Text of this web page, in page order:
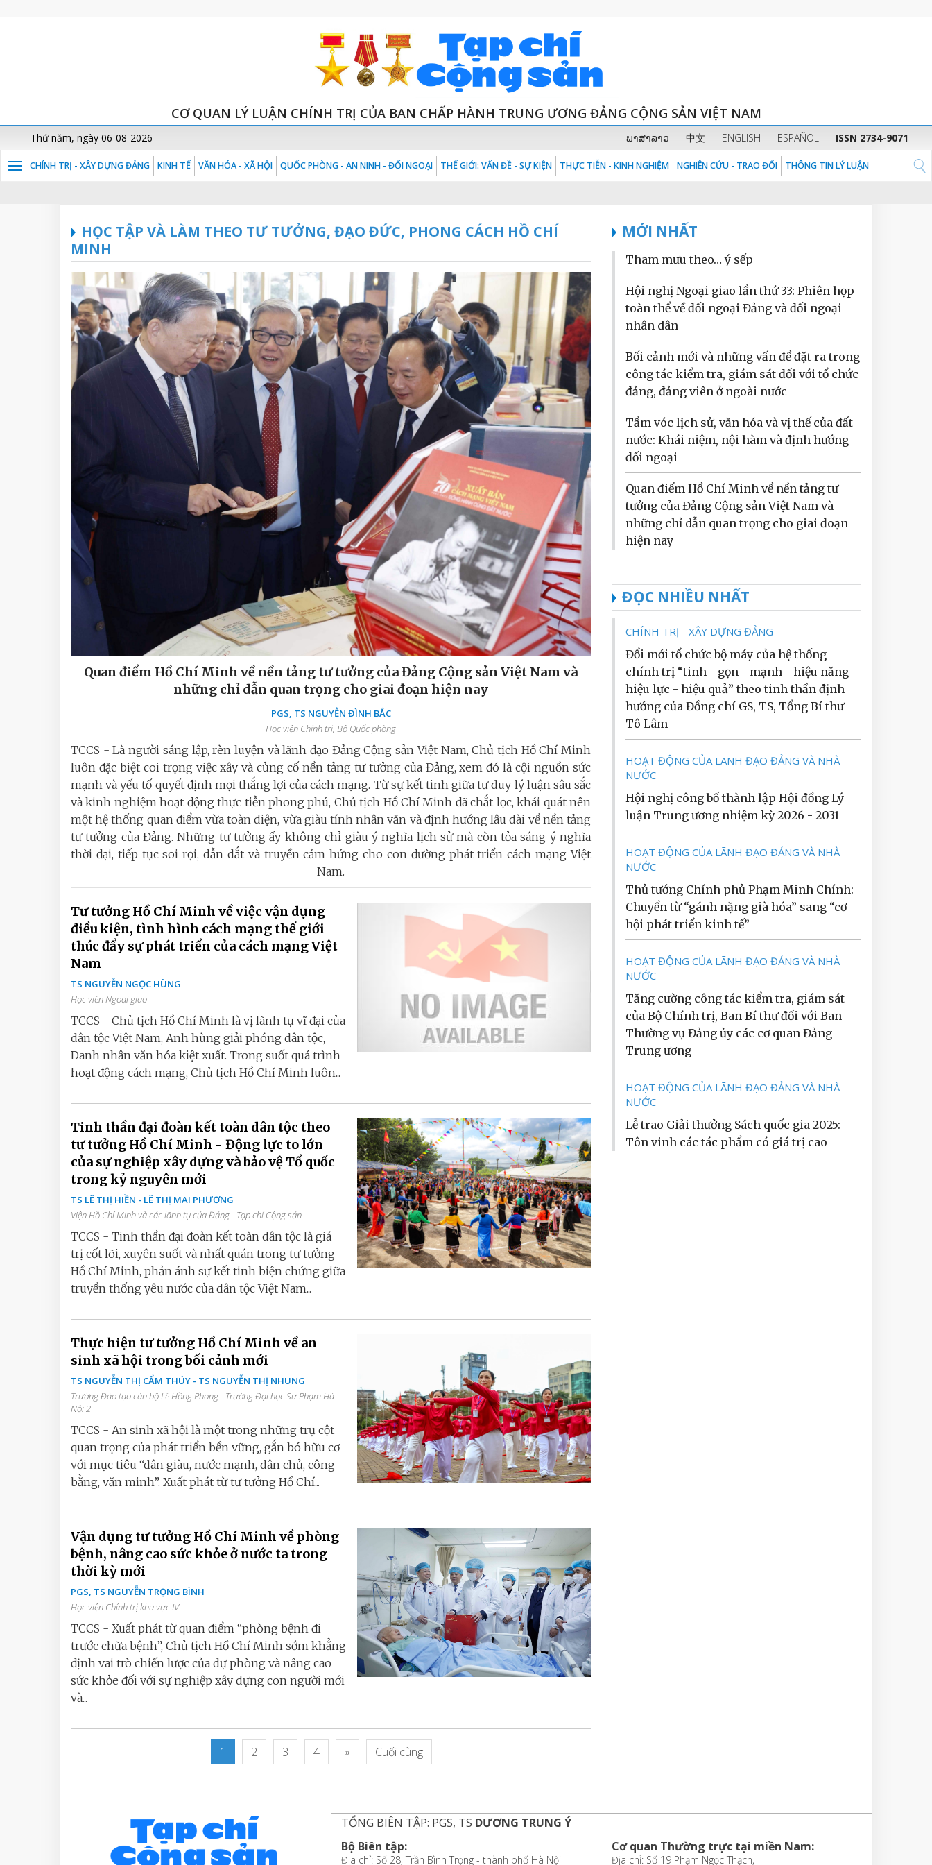
CƠ QUAN LÝ LUẬN CHÍNH TRỊ CỦA BAN CHẤP HÀNH TRUNG ƯƠNG ĐẢNG CỘNG SẢN VIỆT NAM
Thứ năm, ngày 06-08-2026 ພາສາລາວ 中文 ENGLISH ESPAÑOL ISSN 2734-9071
CHÍNH TRỊ - XÂY DỰNG ĐẢNG KINH TẾ VĂN HÓA - XÃ HỘI QUỐC PHÒNG - AN NINH - ĐỐI NGOẠI THẾ GIỚI: VẤN ĐỀ - SỰ KIỆN THỰC TIỄN - KINH NGHIỆM NGHIÊN CỨU - TRAO ĐỔI THÔNG TIN LÝ LUẬN
HỌC TẬP VÀ LÀM THEO TƯ TƯỞNG, ĐẠO ĐỨC, PHONG CÁCH HỒ CHÍ
MINH
Quan điểm Hồ Chí Minh về nền tảng tư tưởng của Đảng Cộng sản Việt Nam và
những chỉ dẫn quan trọng cho giai đoạn hiện nay
PGS, TS NGUYỄN ĐÌNH BẮC
Học viện Chính trị, Bộ Quốc phòng
TCCS - Là người sáng lập, rèn luyện và lãnh đạo Đảng Cộng sản Việt Nam, Chủ tịch Hồ Chí Minh
luôn đặc biệt coi trọng việc xây và củng cố nền tảng tư tưởng của Đảng, xem đó là cội nguồn sức
mạnh và yếu tố quyết định mọi thắng lợi của cách mạng. Từ sự kết tinh giữa tư duy lý luận sâu sắc
và kinh nghiệm hoạt động thực tiễn phong phú, Chủ tịch Hồ Chí Minh đã chắt lọc, khái quát nên
một hệ thống quan điểm vừa toàn diện, vừa giàu tính nhân văn và định hướng lâu dài về nền tảng
tư tưởng của Đảng. Những tư tưởng ấy không chỉ giàu ý nghĩa lịch sử mà còn tỏa sáng ý nghĩa
thời đại, tiếp tục soi rọi, dẫn dắt và truyền cảm hứng cho con đường phát triển cách mạng Việt
Nam.
Tư tưởng Hồ Chí Minh về việc vận dụng
điều kiện, tình hình cách mạng thế giới
thúc đẩy sự phát triển của cách mạng Việt
Nam
TS NGUYỄN NGỌC HÙNG
Học viện Ngoại giao
TCCS - Chủ tịch Hồ Chí Minh là vị lãnh tụ vĩ đại của
dân tộc Việt Nam, Anh hùng giải phóng dân tộc,
Danh nhân văn hóa kiệt xuất. Trong suốt quá trình
hoạt động cách mạng, Chủ tịch Hồ Chí Minh luôn...
Tinh thần đại đoàn kết toàn dân tộc theo
tư tưởng Hồ Chí Minh - Động lực to lớn
của sự nghiệp xây dựng và bảo vệ Tổ quốc
trong kỷ nguyên mới
TS LÊ THỊ HIỀN - LÊ THỊ MAI PHƯƠNG
Viện Hồ Chí Minh và các lãnh tụ của Đảng - Tạp chí Cộng sản
TCCS - Tinh thần đại đoàn kết toàn dân tộc là giá
trị cốt lõi, xuyên suốt và nhất quán trong tư tưởng
Hồ Chí Minh, phản ánh sự kết tinh biện chứng giữa
truyền thống yêu nước của dân tộc Việt Nam...
Thực hiện tư tưởng Hồ Chí Minh về an
sinh xã hội trong bối cảnh mới
TS NGUYỄN THỊ CẨM THÚY - TS NGUYỄN THỊ NHUNG
Trường Đào tạo cán bộ Lê Hồng Phong - Trường Đại học Sư Phạm Hà
Nội 2
TCCS - An sinh xã hội là một trong những trụ cột
quan trọng của phát triển bền vững, gắn bó hữu cơ
với mục tiêu “dân giàu, nước mạnh, dân chủ, công
bằng, văn minh”. Xuất phát từ tư tưởng Hồ Chí...
Vận dụng tư tưởng Hồ Chí Minh về phòng
bệnh, nâng cao sức khỏe ở nước ta trong
thời kỳ mới
PGS, TS NGUYỄN TRỌNG BÌNH
Học viện Chính trị khu vực IV
TCCS - Xuất phát từ quan điểm “phòng bệnh đi
trước chữa bệnh”, Chủ tịch Hồ Chí Minh sớm khẳng
định vai trò chiến lược của dự phòng và nâng cao
sức khỏe đối với sự nghiệp xây dựng con người mới
và...
1 2 3 4 » Cuối cùng
MỚI NHẤT
Tham mưu theo… ý sếp
Hội nghị Ngoại giao lần thứ 33: Phiên họp
toàn thể về đối ngoại Đảng và đối ngoại
nhân dân
Bối cảnh mới và những vấn đề đặt ra trong
công tác kiểm tra, giám sát đối với tổ chức
đảng, đảng viên ở ngoài nước
Tầm vóc lịch sử, văn hóa và vị thế của đất
nước: Khái niệm, nội hàm và định hướng
đối ngoại
Quan điểm Hồ Chí Minh về nền tảng tư
tưởng của Đảng Cộng sản Việt Nam và
những chỉ dẫn quan trọng cho giai đoạn
hiện nay
ĐỌC NHIỀU NHẤT
CHÍNH TRỊ - XÂY DỰNG ĐẢNG
Đổi mới tổ chức bộ máy của hệ thống
chính trị “tinh - gọn - mạnh - hiệu năng -
hiệu lực - hiệu quả” theo tinh thần định
hướng của Đồng chí GS, TS, Tổng Bí thư
Tô Lâm
HOẠT ĐỘNG CỦA LÃNH ĐẠO ĐẢNG VÀ NHÀ
NƯỚC
Hội nghị công bố thành lập Hội đồng Lý
luận Trung ương nhiệm kỳ 2026 - 2031
HOẠT ĐỘNG CỦA LÃNH ĐẠO ĐẢNG VÀ NHÀ
NƯỚC
Thủ tướng Chính phủ Phạm Minh Chính:
Chuyển từ “gánh nặng già hóa” sang “cơ
hội phát triển kinh tế”
HOẠT ĐỘNG CỦA LÃNH ĐẠO ĐẢNG VÀ NHÀ
NƯỚC
Tăng cường công tác kiểm tra, giám sát
của Bộ Chính trị, Ban Bí thư đối với Ban
Thường vụ Đảng ủy các cơ quan Đảng
Trung ương
HOẠT ĐỘNG CỦA LÃNH ĐẠO ĐẢNG VÀ NHÀ
NƯỚC
Lễ trao Giải thưởng Sách quốc gia 2025:
Tôn vinh các tác phẩm có giá trị cao
TỔNG BIÊN TẬP: PGS, TS DƯƠNG TRUNG Ý
Bộ Biên tập:
Địa chỉ: Số 28, Trần Bình Trọng - thành phố Hà Nội
Cơ quan Thường trực tại miền Nam:
Địa chỉ: Số 19 Phạm Ngọc Thạch,